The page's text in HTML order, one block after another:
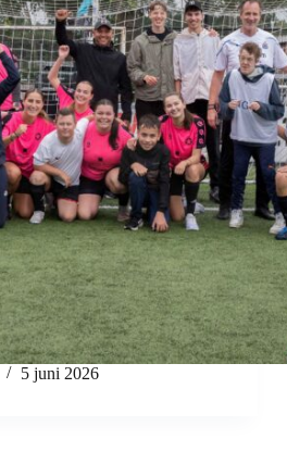
5 juni 2026